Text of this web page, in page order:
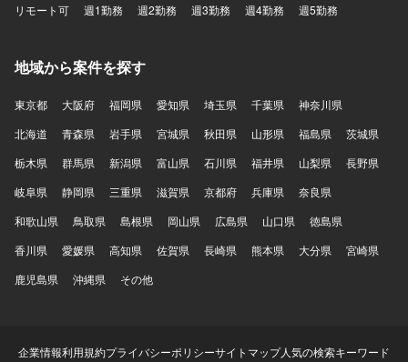
リモート可 週1勤務 週2勤務 週3勤務 週4勤務 週5勤務
地域から案件を探す
東京都 大阪府 福岡県 愛知県 埼玉県 千葉県
神奈川県
北海道
青森県 岩手県 宮城県 秋田県 山形県 福島県
茨城県
栃木県
群馬県 新潟県 富山県 石川県 福井県 山梨県
長野県
岐阜県
静岡県 三重県 滋賀県 京都府 兵庫県
奈良県
和歌山県
鳥取県 島根県 岡山県 広島県 山口県
徳島県
香川県
愛媛県 高知県 佐賀県 長崎県 熊本県 大分県
宮崎県
鹿児島県
沖縄県 その他
企業情報利用規約プライバシーポリシーサイトマップ人気の検索キーワード